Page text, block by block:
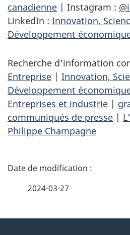
canadienne | Instagram :
LinkedIn : Innovation,
Développement
Recherche d'information
Entreprise | Innovation,
Développement
Entreprises et industrie |
communiqués de presse |
Philippe Champagne
D
2024-03-27